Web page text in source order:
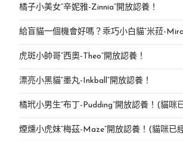
橘子小美女“辛妮雅-Zinnia”開放認養！
給盲貓一個機會好嗎？乖巧小白貓“米菈-
虎斑小帥哥“西奧-Theo”開放認養！
漂亮小黑貓“墨丸-Inkball”開放認養！
橘玳小男生“布丁-Pudding”開放認養！(貓咪
煙燻小虎妹“梅茲-Maze”開放認養！(貓咪已